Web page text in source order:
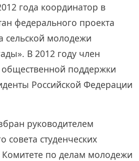
года координатор в
федерального проекта
сельской молодежи
В 2012 году член
поддержки
Российской Федерации
руководителем
совета студенческих
по делам молодежи